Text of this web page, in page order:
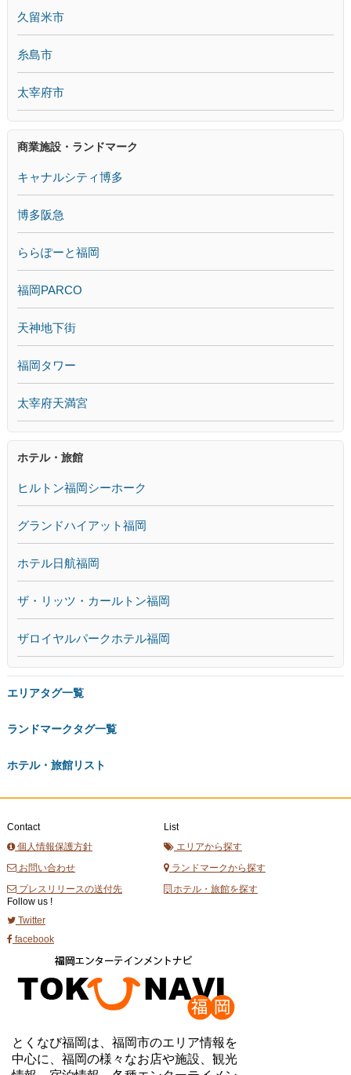
久留米市
糸島市
太宰府市
商業施設・ランドマーク
キャナルシティ博多
博多阪急
ららぽーと福岡
福岡PARCO
天神地下街
福岡タワー
太宰府天満宮
ホテル・旅館
ヒルトン福岡シーホーク
グランドハイアット福岡
ホテル日航福岡
ザ・リッツ・カールトン福岡
ザロイヤルパークホテル福岡
エリアタグ一覧
ランドマークタグ一覧
ホテル・旅館リスト
Contact
個人情報保護方針
お問い合わせ
プレスリリースの送付先
List
エリアから探す
ランドマークから探す
ホテル・旅館を探す
Follow us !
Twitter
facebook
とくなび福岡は、福岡市のエリア情報を
中心に、福岡の様々なお店や施設、観光